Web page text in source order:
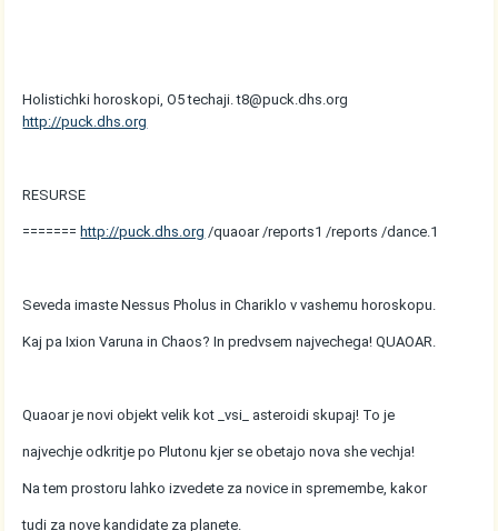
Holistichki horoskopi, O5 techaji. t8@puck.dhs.org
http://puck.dhs.org
RESURSE
======= http://puck.dhs.org /quaoar /reports1 /reports /dance.1
Seveda imaste Nessus Pholus in Chariklo v vashemu horoskopu.
Kaj pa Ixion Varuna in Chaos? In predvsem najvechega! QUAOAR.
Quaoar je novi objekt velik kot _vsi_ asteroidi skupaj! To je
najvechje odkritje po Plutonu kjer se obetajo nova she vechja!
Na tem prostoru lahko izvedete za novice in spremembe, kakor
tudi za nove kandidate za planete.